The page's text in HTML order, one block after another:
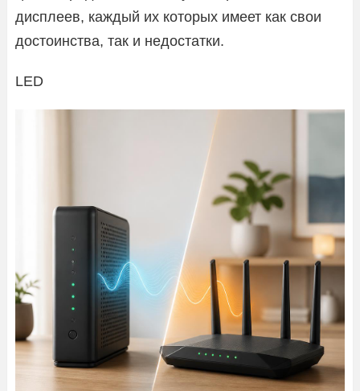
дисплеев, каждый их которых имеет как свои
достоинства, так и недостатки.
LED